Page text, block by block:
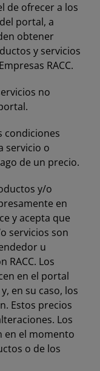
de ofrecer a los
portal, a
obtener
y servicios
RACC.
no
condiciones
servicio o
de un precio.
y/o
en
y acepta que
servicios son
u
RACC. Los
en el portal
en su caso, los
Estos precios
Los
en el momento
o de los